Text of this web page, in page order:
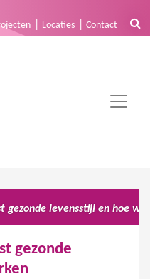
Locaties Contact
gezonde